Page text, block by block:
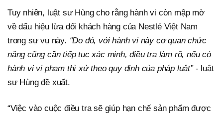
Tuy nhiên, luật sư Hùng cho rằng hành vi còn mập mờ
về dấu hiệu lừa dối khách hàng của Nestlé Việt Nam
trong sự vụ này. “Do đó, với hành vi này cơ quan chức
năng cũng cần tiếp tục xác minh, điều tra làm rõ, nếu có
hành vi vi phạm thì xử theo quy định của pháp luật”- luật
sư Hùng đề xuất.
“Việc vào cuộc điều tra sẽ giúp hạn chế sản phẩm được